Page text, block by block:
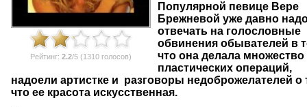
Рейтинг: 2.2/5 (1310 голосов)
Популярной певице Вере
Брежневой уже давно
отвечать на голословные
обвинения обывателей в
что она делала множество
пластических операций,
надоели артистке и разговоры недоброжелателей о
что ее красота искусственная.